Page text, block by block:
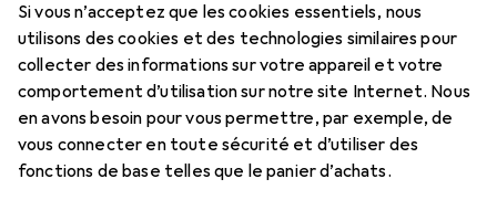
Si vous n’acceptez que les cookies essentiels, nous
utilisons des cookies et des technologies similaires pour
collecter des informations sur votre appareil et votre
comportement d’utilisation sur notre site Internet. Nous
en avons besoin pour vous permettre, par exemple, de
vous connecter en toute sécurité et d’utiliser des
fonctions de base telles que le panier d’achats.
8 images
Secret playSecretplay Mango &
Pineapple Gel - Sweet Love 60 ml
EUR
15,90